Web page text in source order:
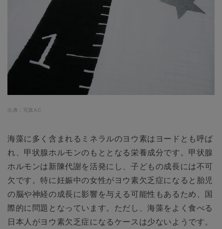
出典：写真AC
海藻に多く含まれるミネラルのヨウ素はヨードとも呼ば
れ、甲状腺ホルモンのもととなる栄養成分です。甲状腺
ホルモンは新陳代謝を活発にし、子どもの成長には不可
欠です。特に妊娠中の女性がヨウ素欠乏症になると胎児
の脳や神経の成長に影響を与える可能性もあるため、国
際的に問題となっています。ただし、海藻をよく食べる
日本人がヨウ素欠乏症になるケースは少ないようです。